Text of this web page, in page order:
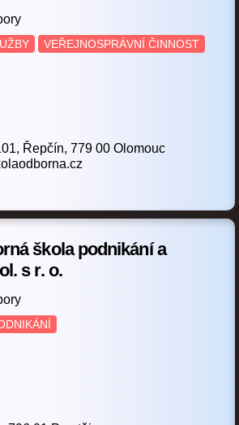
oděvů
(3) Multimediální tvorba (1)
Operátor skladování (3)
strojů
strojů (5)
(4)
Potravinářská výroba
VEŘEJNOSPRÁVNÍ ČINNOST
Řepčín, 779 00 Olomouc
škola podnikání a
s r. o.